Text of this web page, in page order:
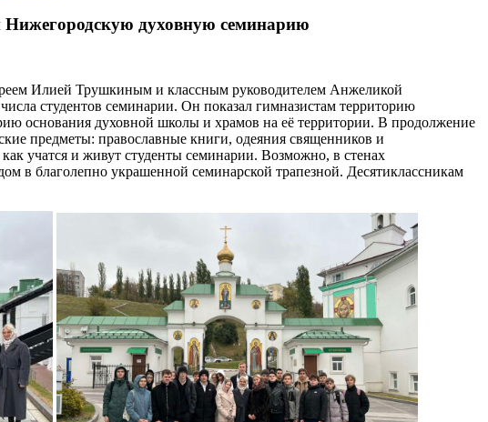
Нижегородскую духовную семинарию
Илией Трушкиным и классным руководителем Анжеликой
студентов семинарии. Он показал гимназистам территорию
основания духовной школы и храмов на её территории. В продолжение
предметы: православные книги, одеяния священников и
учатся и живут студенты семинарии. Возможно, в стенах
в благолепно украшенной семинарской трапезной. Десятиклассникам